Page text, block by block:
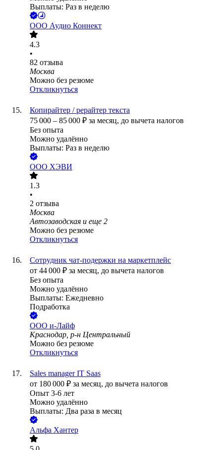
Выплаты: Раз в неделю
ООО Аудио Коннект
4.3
•
82 отзыва
Москва
Можно без резюме
Откликнуться
Копирайтер / рерайтер текста
75 000 – 85 000 ₽ за месяц, до вычета налогов
Без опыта
Можно удалённо
Выплаты: Раз в неделю
ООО ХЭВИ
1.3
•
2 отзыва
Москва
Автозаводская и еще 2
Можно без резюме
Откликнуться
Сотрудник чат-подержки на маркетплейс
от 44 000 ₽ за месяц, до вычета налогов
Без опыта
Можно удалённо
Выплаты: Ежедневно
Подработка
ООО и-Лайф
Краснодар, р-н Центральный
Можно без резюме
Откликнуться
Sales manager IT Saas
от 180 000 ₽ за месяц, до вычета налогов
Опыт 3-6 лет
Можно удалённо
Выплаты: Два раза в месяц
Альфа Хантер